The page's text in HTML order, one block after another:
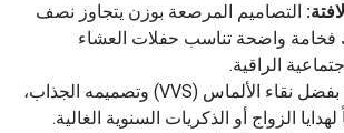
التصاميم المرصعة بوزن يتجاوز نصف
فخامة واضحة تناسب حفلات العشاء
الراقية.
بفضل نقاء الألماس (VVS) وتصميمه الجذاب،
لهدايا الزواج أو الذكريات السنوية الغالية.